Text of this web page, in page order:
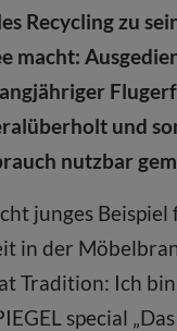
Recycling zu
macht:
und
nutzbar
junges Beispiel
in der
Tradition: Ich
special